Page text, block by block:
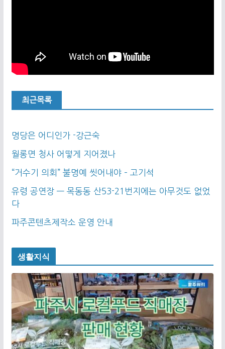
최근목록
명당은 어디인가 -강근숙
월롱면 청사 어떻게 지어졌나
“거수기 의회” 불명예 씻어내야 – 고기석
유령 공연장 — 목동동 산53-21번지에는 아무것도 없었
다
파주콘텐츠제작소 운영 안내
생활지식